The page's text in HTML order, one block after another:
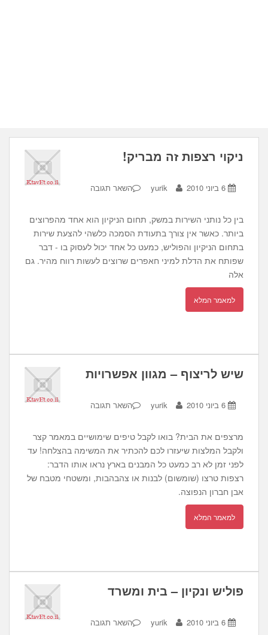
ניקוי רצפות זה מבריק!
6 ביוני 2010 yurik השאר תגובה
בין כל נותני השירות במשק, תחום הניקיון הוא אחד מהפרוצים
ביותר. כאשר אין צורך בתעודת הסמכה כלשהי להצעת שירות
בתחום הניקיון והפוליש, כמעט כל אחד יכול לעסוק בו - דבר
שפותח את הדלת למיני חאפרים שרוצים לעשות רווח מהיר. גם
אלה
למאמר המלא
שיש לריצוף – מגוון אפשרויות
6 ביוני 2010 yurik השאר תגובה
מרצפים את הבית? בואו לקבל טיפים שימושיים במאמר קצר
ולקבל המלצות שיעזרו לכם להכתיר את המשימה בהצלחה! עד
לפני זמן לא רב כמעט כל המבנים בארץ נראו אותו הדבר:
רצפות טרצו (שומשום) לבנות או צהבהבות, ומשטחי מטבח של
אבן חברון הנפוצה.
למאמר המלא
פוליש ונקיון – בית ומשרד
6 ביוני 2010 yurik השאר תגובה